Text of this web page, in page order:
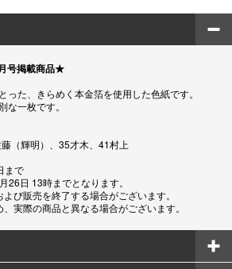
号掲載商品★
った、きらめく本金箔を使用した色紙です。
な一枚です。
（輝明）、35才木、41村上
まで
日 13時までとなります。
び販売を終了する場合がございます。
実際の商品と異なる場合がございます。